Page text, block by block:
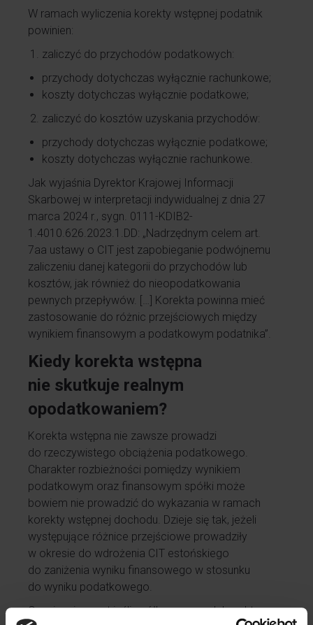
W ramach wyliczenia korekty wstępnej podatnik
powinien:
zaliczyć do przychodów podatkowych:
przychody dotychczas wyłącznie rachunkowe;
koszty dotychczas wyłącznie podatkowe;
zaliczyć do kosztów uzyskania przychodów:
przychody dotychczas wyłącznie podatkowe;
koszty dotychczas wyłącznie rachunkowe.
Jak wyjaśnia Dyrektor Krajowej Informacji
Skarbowej w interpretacji indywidualnej z dnia 27
marca 2024 r., sygn. 0111-KDIB2-
1.4010.626.2023.1.DD: „Nadrzędnym celem art.
7aa ustawy o CIT jest zapobieganie podwójnemu
zaliczeniu danej kategorii do przychodów lub
kosztów, jak również do nieopodatkowania
pewnych przepływów. […] Korekta powinna mieć
zastosowanie do różnic przejściowych między
wynikiem finansowym a podatkowym podatnika”.
Kiedy korekta wstępna
nie skutkuje realnym
opodatkowaniem?
Korekta wstępna nie zawsze prowadzi
do rzeczywistego obciążenia podatkowego.
Charakter rozbieżności pomiędzy wynikiem
podatkowym oraz finansowym spółki może
bowiem nie prowadzić do wykazania w ramach
korekty wstępnej dochodu. Dzieje się tak, jeżeli
występujące różnice przejściowe prowadziły
w okresie do wdrożenia CIT estońskiego
do zaniżenia wyniku finansowego w stosunku
do wyniku podatkowego.
Co więcej, nawet jeśli spółka w ramach korekty